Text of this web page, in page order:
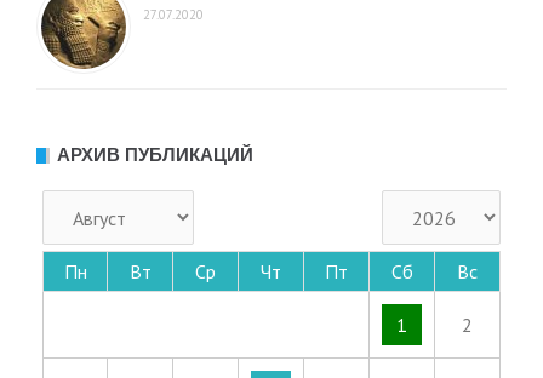
27.07.2020
АРХИВ ПУБЛИКАЦИЙ
Пн Вт Ср Чт Пт Сб Вс
1 2